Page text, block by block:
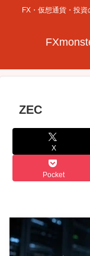
FX・仮想通貨・投
ZEC
X
Pocket